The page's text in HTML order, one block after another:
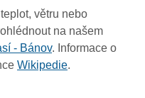
větru nebo
na našem
- Bánov. Informace o
Wikipedie.